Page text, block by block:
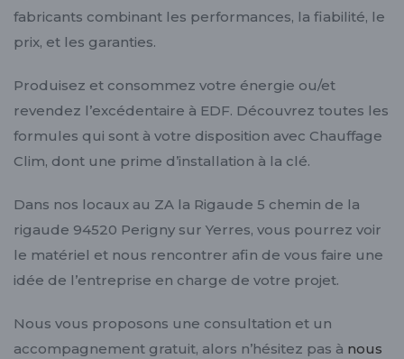
fabricants combinant les performances, la fiabilité, le
prix, et les garanties.
Produisez et consommez votre énergie ou/et
revendez l’excédentaire à EDF. Découvrez toutes les
formules qui sont à votre disposition avec Chauffage
Clim, dont une prime d’installation à la clé.
Dans nos locaux au ZA la Rigaude 5 chemin de la
rigaude 94520 Perigny sur Yerres, vous pourrez voir
le matériel et nous rencontrer afin de vous faire une
idée de l’entreprise en charge de votre projet.
Nous vous proposons une consultation et un
accompagnement gratuit, alors n’hésitez pas à nous